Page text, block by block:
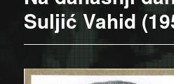
Suljić Vahid